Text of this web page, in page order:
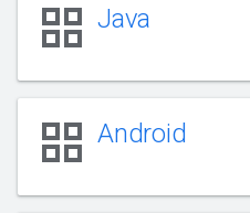
grid_view Java
grid_view Android